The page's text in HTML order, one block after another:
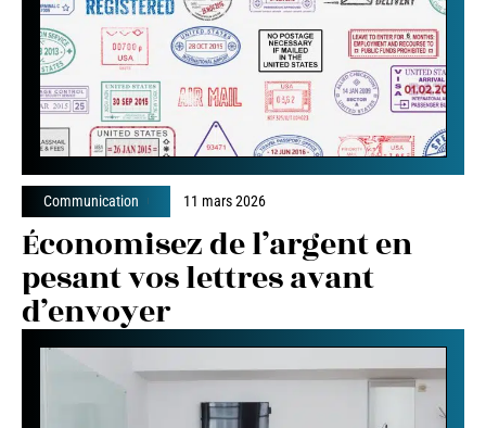
Communication 11 mars 2026
Économisez de l’argent en
pesant vos lettres avant
d’envoyer